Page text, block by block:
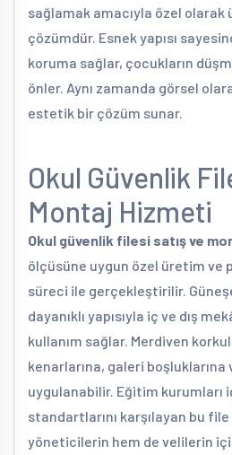
sağlamak amacıyla özel
çözümdür. Esnek yapısı
koruma sağlar, çocukların
önler. Aynı zamanda görsel
estetik bir çözüm sunar.
Okul Güvenlik
Montaj Hizmeti
Okul güvenlik filesi satış ve
ölçüsüne uygun özel üretim ve
süreci ile gerçekleştirilir.
dayanıklı yapısıyla iç ve dış
kullanım sağlar. Merdiven
kenarlarına, galeri boşluklarına
uygulanabilir. Eğitim kurumları
standartlarını karşılayan bu
yöneticilerin hem de velilerin